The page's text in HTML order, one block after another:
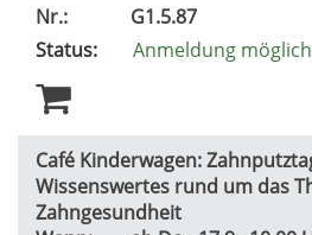
Nr.:
G1.5.87
Status:
Anmeldung möglich
Café Kinderwagen:
Wissenswertes rund um das
Zahngesundheit